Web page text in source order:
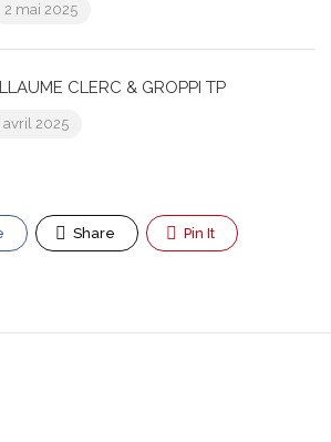
2 mai 2025
CLERC & GROPPI TP
avril 2025
Share Pin It